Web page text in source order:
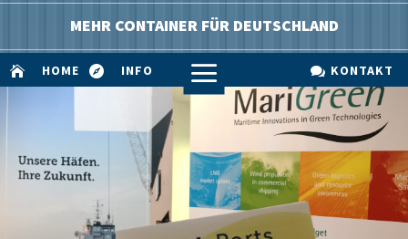
MEHR CONTAINER FÜR DEUTSCHLAND
 HOME  INFO a  KONTAKT